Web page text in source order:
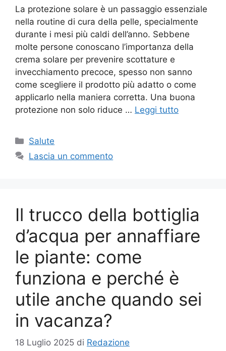
La protezione solare è un passaggio essenziale
nella routine di cura della pelle, specialmente
durante i mesi più caldi dell’anno. Sebbene
molte persone conoscano l’importanza della
crema solare per prevenire scottature e
invecchiamento precoce, spesso non sanno
come scegliere il prodotto più adatto o come
applicarlo nella maniera corretta. Una buona
protezione non solo riduce … Leggi tutto
Categorie
Salute
Lascia un commento
Il trucco della bottiglia
d’acqua per annaffiare
le piante: come
funziona e perché è
utile anche quando sei
in vacanza?
18 Luglio 2025 di Redazione